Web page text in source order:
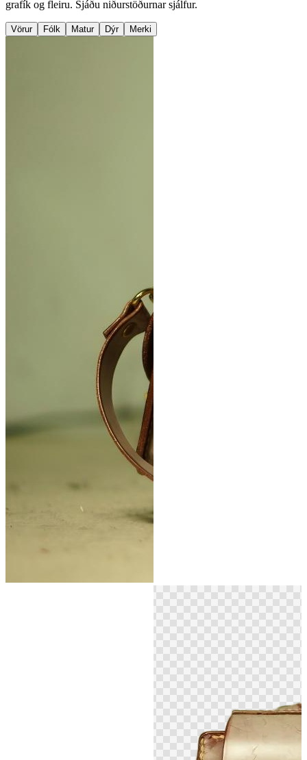
grafík og fleiru. Sjáðu niðurstöðurnar sjálfur.
Vörur Fólk Matur Dýr Merki